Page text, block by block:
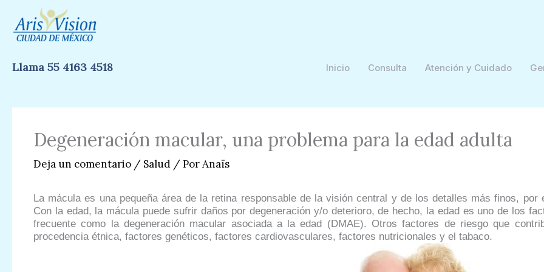
contenido
Llama 55 4163 4518 Inicio Consulta Atención y Cuidado
Degeneración macular, una problema para la edad adulta
Deja un comentario / Salud / PorAnaïs
La mácula es una pequeña área de la retina responsable de la visión central y de los detalles más finos,
Con la edad, la mácula puede sufrir daños por degeneración y/o deterioro, de hecho, la edad es uno de los
frecuente como la degeneración macular asociada a la edad (DMAE). Otros factores de riesgo que
procedencia étnica, factores genéticos, factores cardiovasculares, factores nutricionales y el tabaco.